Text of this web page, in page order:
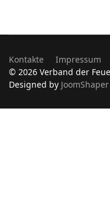
Kontakte Impressum
© 2026 Verband der
Designed by JoomShaper